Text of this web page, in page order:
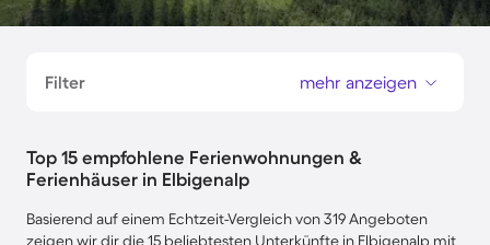
Filter mehr anzeigen
Top 15 empfohlene Ferienwohnungen &
Ferienhäuser in Elbigenalp
Basierend auf einem Echtzeit-Vergleich von 319 Angeboten
zeigen wir dir die 15 beliebtesten Unterkünfte in Elbigenalp mit